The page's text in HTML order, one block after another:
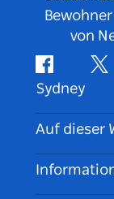
von
Facebook
Sydney
Kontaktieren
Auf dieser
Reiseziele
Aktivitäten